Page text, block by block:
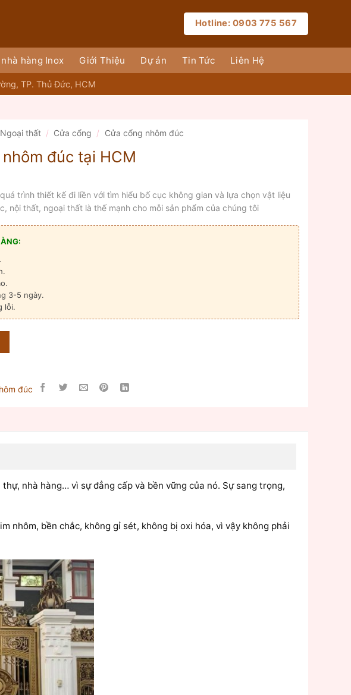
Hotline: 0903 775 567
hàng Inox Giới Thiệu Dự án Tin Tức Liên Hệ
TP. Thủ Đức, HCM
Ngoại thất / Cửa cổng / Cửa cổng nhôm đúc
đúc tại HCM
trình thiết kế đi liền với tìm hiểu bố cục không gian và lựa chọn vật liệu
nội thất, ngoại thất là thế mạnh cho mỗi sản phẩm của chúng tôi
3-5 ngày.
lỗi.
đúc
nhà hàng… vì sự đẳng cấp và bền vững của nó. Sự sang trọng,
nhôm, bền chắc, không gỉ sét, không bị oxi hóa, vì vậy không phải